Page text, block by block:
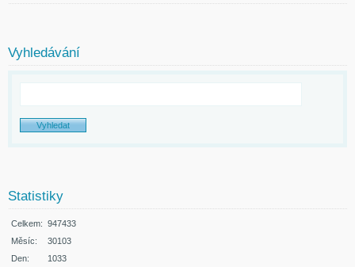
Vyhledávání
Statistiky
Celkem: 947433
Měsíc:
30103
Den:
1033